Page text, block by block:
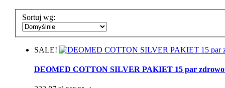
Sortuj wg:
SALE!
DEOMED COTTON SILVER PAKIET 15 par